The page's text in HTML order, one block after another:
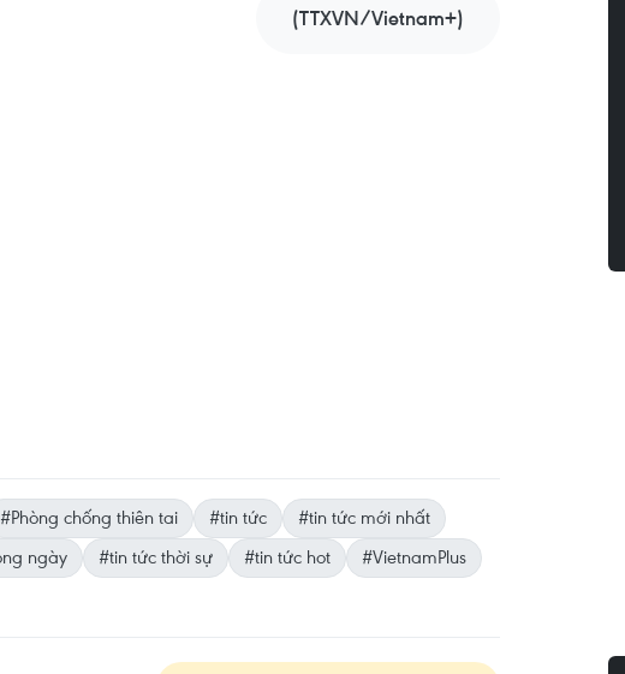
(TTXVN/Vietnam+)
#Phòng chống thiên tai #tin tức
#tin tức mới nhất
ngày #tin tức thời sự #tin tức hot
#VietnamPlus